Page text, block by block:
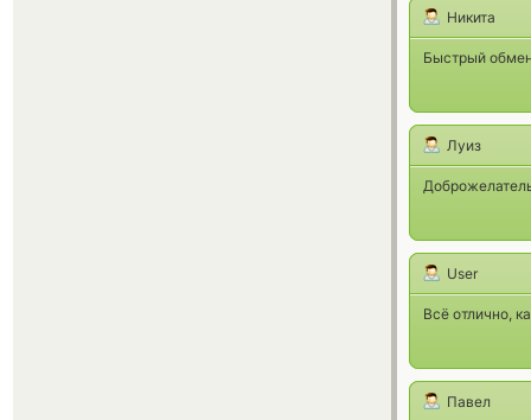
Никита
Быстрый
Луиз
User
Всё отлично,
Павел